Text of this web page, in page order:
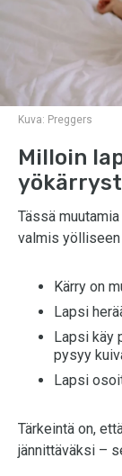
Kuva: Preggers
Milloin
Tässä
valmis
Kärry on
Lapsi
Lapsi käy
pysyy
Lapsi
Tärkeintä on,
jännittäväksi –